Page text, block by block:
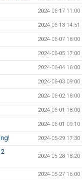
2024-06-17 11:00
2024-06-13 14:51
2024-06-07 18:00
2024-06-05 17:00
2024-06-04 16:00
2024-06-03 09:00
2024-06-02 18:00
2024-06-01 18:00
2024-06-01 09:10
2024-05-29 17:30
2024-05-28 18:20
2024-05-27 16:00